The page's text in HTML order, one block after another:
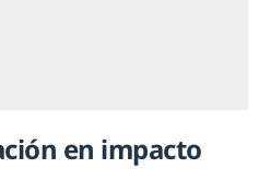
en impacto